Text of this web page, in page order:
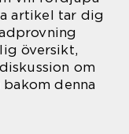
artikel tar dig
översikt,
om
denna